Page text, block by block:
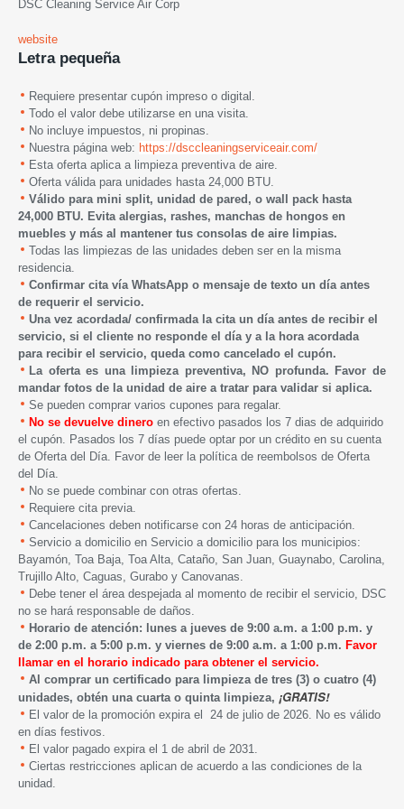
DSC Cleaning Service Air Corp
website
Letra pequeña
Requiere presentar cupón impreso o digital.
Todo el valor debe utilizarse en una visita.
No incluye impuestos, ni propinas.
Nuestra página web: https://dsccleaningserviceair.com/
Esta oferta aplica a limpieza preventiva de aire.
Oferta válida para unidades hasta 24,000 BTU.
Válido para mini split, unidad de pared, o wall pack hasta
24,000 BTU. Evita alergias, rashes, manchas de hongos en
muebles y más al mantener tus consolas de aire limpias.
Todas las limpiezas de las unidades deben ser en la misma
residencia.
Confirmar cita vía WhatsApp o mensaje de texto un día antes
de requerir el servicio.
Una vez acordada/ confirmada la cita un día antes de recibir el
servicio, si el cliente no responde el día y a la hora acordada
para recibir el servicio, queda como cancelado el cupón.
La oferta es una limpieza preventiva, NO profunda. Favor de
mandar fotos de la unidad de aire a tratar para validar si aplica.
Se pueden comprar varios cupones para regalar.
No se devuelve dinero en efectivo pasados los 7 dias de adquirido
el cupón. Pasados los 7 días puede optar por un crédito en su cuenta
de Oferta del Día. Favor de leer la política de reembolsos de Oferta
del Día.
No se puede combinar con otras ofertas.
Requiere cita previa.
Cancelaciones deben notificarse con 24 horas de anticipación.
Servicio a domicilio en Servicio a domicilio para los municipios:
Bayamón, Toa Baja, Toa Alta, Cataño, San Juan, Guaynabo, Carolina,
Trujillo Alto, Caguas, Gurabo y Canovanas.
Debe tener el área despejada al momento de recibir el servicio, DSC
no se hará responsable de daños.
Horario de atención: lunes a jueves de 9:00 a.m. a 1:00 p.m. y
de 2:00 p.m. a 5:00 p.m. y viernes de 9:00 a.m. a 1:00 p.m. Favor
llamar en el horario indicado para obtener el servicio.
Al comprar un certificado para limpieza de tres (3) o cuatro (4)
unidades, obtén una cuarta o quinta limpieza, ¡GRATIS!
El valor de la promoción expira el 24 de julio de 2026. No es válido
en días festivos.
El valor pagado expira el 1 de abril de 2031.
Ciertas restricciones aplican de acuerdo a las condiciones de la
unidad.